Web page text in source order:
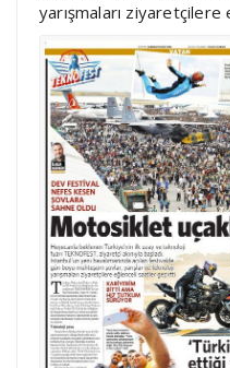
yarışmaları